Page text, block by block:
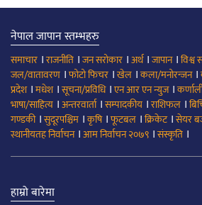
नेपाल जापान स्तम्भहरु
समाचार ।राजनीति ।जन सरोकार ।अर्थ।जापान।विश्व
जल/वातावरण ।फोटो फिचर ।खेल ।कला/मनोरन्जन।
प्रदेश।मधेश।सूचना/प्रविधि।एन आर एन न्युज।
भाषा/साहित्य ।अन्तरवार्ता।सम्पादकीय ।राशिफल ।
गण्डकी।सुदूरपश्चिम ।कृषि।फूटबल ।क्रिकेट।सेयर
स्थानीयतह निर्वाचन।आम निर्वाचन २०७९ ।संस्कृति ।
हाम्रो बारेमा